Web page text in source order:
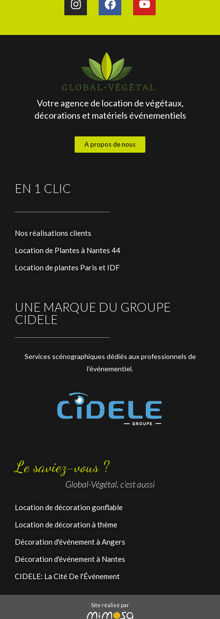
Votre agence de location de végétaux,
décorations et matériels événementiels
A propos de nous
EN 1 CLIC
Nos réalisations clients
Location de Plantes à Nantes 44
Location de plantes Paris et IDF
UNE MARQUE DU GROUPE
CIDELE
Services scénographiques dédiés aux professionnels de
l’événementiel.
Le saviez-vous ?
Global-Végétal, c’est aussi
Location de décoration gonflable
Location de décoration à thème
Décoration d'événement à Angers
Décoration d'événement à Nantes
CIDELE: La Cité De l'Événement
Site réalisé par